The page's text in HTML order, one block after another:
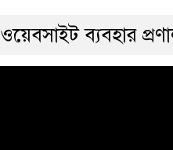
ওয়েবসাইট ব্যবহার